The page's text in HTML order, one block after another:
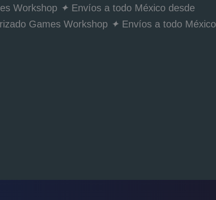
Workshop ✦ Envíos a todo México desde
Games Workshop ✦ Envíos a todo México